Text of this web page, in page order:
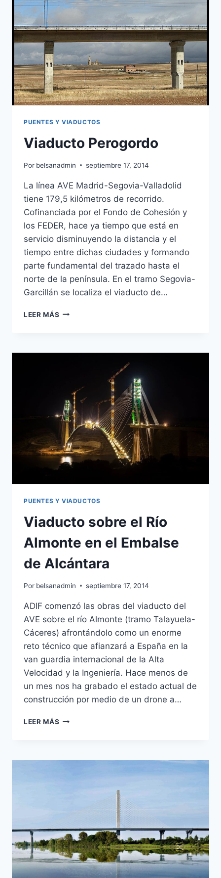
SOBRE
CORDEL
DE
PUENTES Y VIADUCTOS
Viaducto Perogordo
Por belsanadmin septiembre 17, 2014
La línea AVE Madrid-Segovia-Valladolid
tiene 179,5 kilómetros de recorrido.
Cofinanciada por el Fondo de Cohesión y
los FEDER, hace ya tiempo que está en
servicio disminuyendo la distancia y el
tiempo entre dichas ciudades y formando
parte fundamental del trazado hasta el
norte de la península. En el tramo Segovia-
Garcillán se localiza el viaducto de…
LEER MÁS VIADUCTO
PUENTES Y VIADUCTOS
Viaducto sobre el Río
Almonte en el Embalse
de Alcántara
Por belsanadmin septiembre 17, 2014
ADIF comenzó las obras del viaducto del
AVE sobre el río Almonte (tramo Talayuela-
Cáceres) afrontándolo como un enorme
reto técnico que afianzará a España en la
van guardia internacional de la Alta
Velocidad y la Ingeniería. Hace menos de
un mes nos ha grabado el estado actual de
construcción por medio de un drone a…
LEER MÁS VIADUCTO
ALMONTE